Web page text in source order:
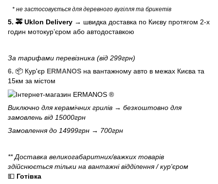
* не застосовується для деревного вугілля та брикетів
5. 🚕 Uklon Delivery → швидка доставка по Києву протягом 2-х
годин мотокурʼєром або автодоставкою
За тарифами перевізника (від 299грн)
6. 📦 Кур'єр ERMANOS на вантажному авто в межах Києва та
15км за містом
Виключно длякерамічних грилів → безкоштовно для
замовлень від 15000грн
Замовлення до 14999грн → 700грн
** Доставка великогабаритних/важких товарів
здійснюється тільки на вантажні відділення / кур'єром
💵 Готівка